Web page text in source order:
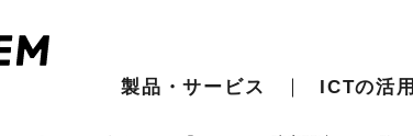
製品・サービス ICTの活用